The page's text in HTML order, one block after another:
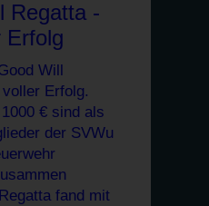
Regatta -
Erfolg
Will
Erfolg.
€ sind als
der SVWu
fand mit